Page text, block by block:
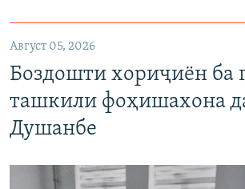
Август 05, 2026
Боздошти хориҷиён ба
ташкили фоҳишахона
Душанбе